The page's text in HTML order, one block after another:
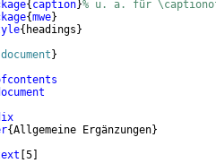
{ caption}% u. a. für
{mwe}
{ headings }
document }
{Allgemeine Ergänzungen}
5